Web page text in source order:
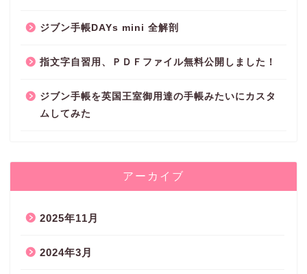
ジブン手帳DAYs mini 全解剖
指文字自習用、ＰＤＦファイル無料公開しました！
ジブン手帳を英国王室御用達の手帳みたいにカスタ
ムしてみた
アーカイブ
2025年11月
2024年3月